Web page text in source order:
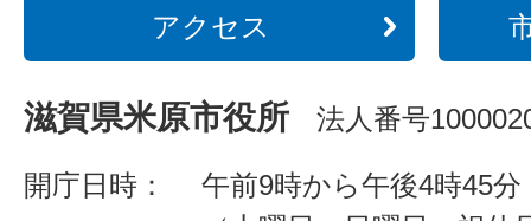
アクセス
滋賀県米原市役所 法人番号
開庁日時：
午前9時から午後4時45分